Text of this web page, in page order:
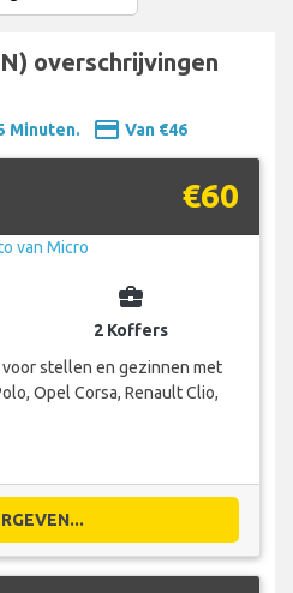
overschrijvingen
Minuten. payment Van €46
€60
business_center
2 Koffers
stellen en gezinnen met
Opel Corsa, Renault Clio,